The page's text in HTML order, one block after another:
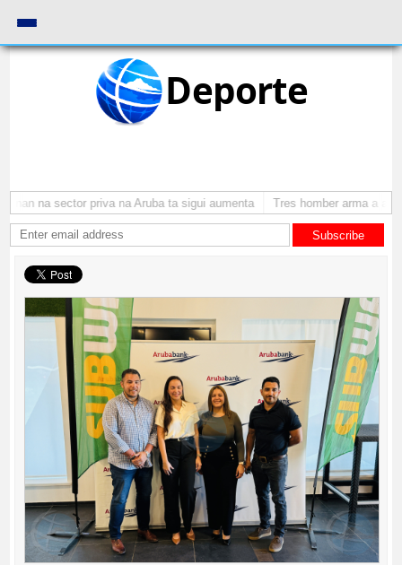
Deporte
na sector priva na Aruba ta sigui aumenta Tres homber arma a
Subscribe